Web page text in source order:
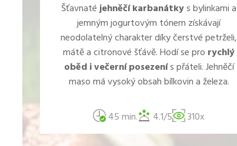
Šťavnatéjehněčí karbanátkys bylinkami a
jemným jogurtovým tónem získávají
neodolatelný charakter díky čerstvé petrželi,
mátě a citronové šťávě. Hodí se pro rychlý
oběd i večerní posezenís přáteli. Jehněčí
maso má vysoký obsah bílkovin a železa.
45 min. 4.1/5 310x